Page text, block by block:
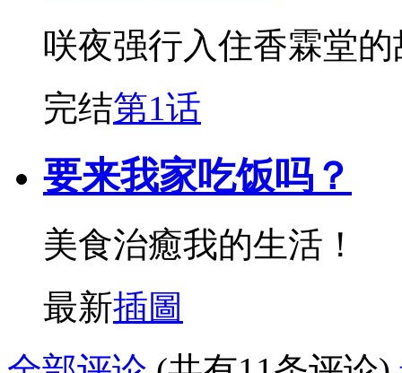
咲夜强行入住香霖堂的
完结第1话
要来我家吃饭吗？
美食治癒我的生活！
最新插圖